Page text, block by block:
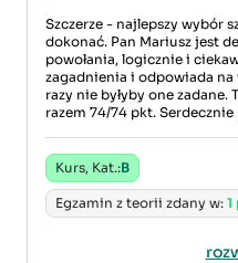
Szczerze - najlepszy wybór
dokonać. Pan Mariusz jest
powołania, logicznie i
zagadnienia i odpowiada na
razy nie byłyby one zadane.
razem 74/74 pkt.
Kurs, Kat.:B
Egzamin z teorii zdany w: 1